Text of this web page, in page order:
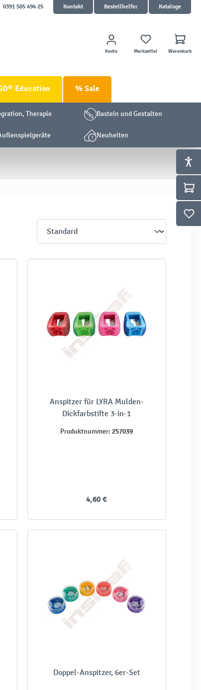
0391 505 494 25 Kontakt Bestellhelfer Kataloge
Konto Merkzettel Warenkorb
Education % Sale
Therapie Basteln und Gestalten
Neuheiten
Anspitzer für LYRA Mulden-
Dickfarbstifte 3-in-1
Produktnummer: 257039
4,60 €
Doppel-Anspitzer, 6er-Set